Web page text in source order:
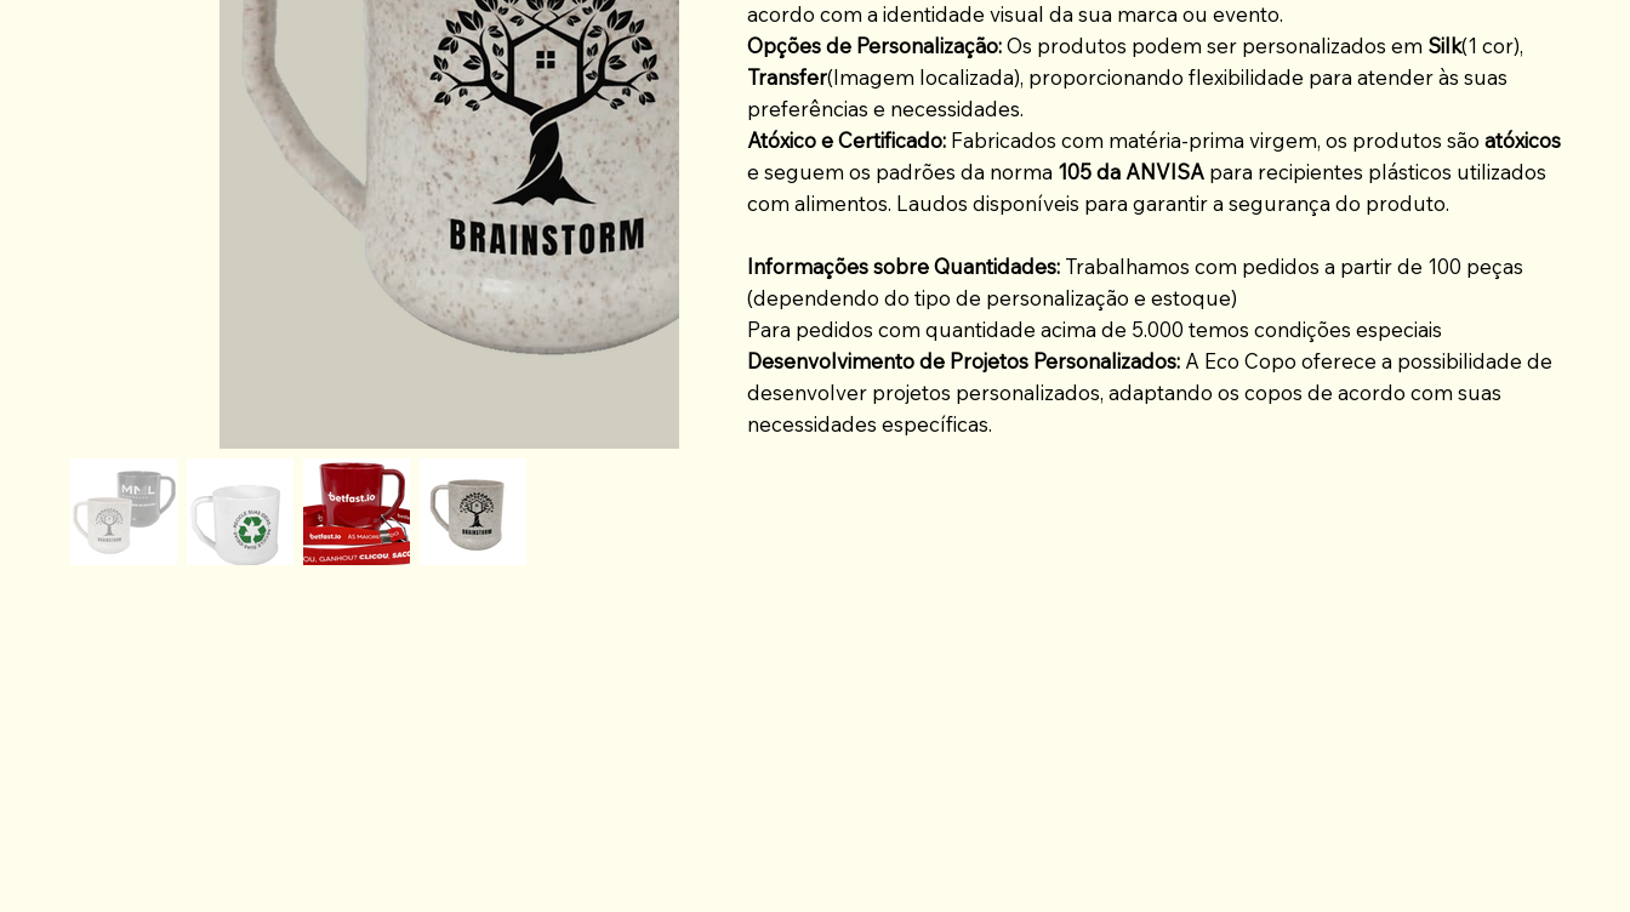
acordo com a identidade visual da sua marca ou evento.
Opções de Personalização:Os produtos podem ser personalizados em Silk(1 cor),
Transfer(Imagem localizada), proporcionando flexibilidade para atender às suas
preferências e necessidades.
Atóxico e Certificado: Fabricados com matéria-prima virgem, os produtos sãoatóxicos
e seguem os padrões da norma 105 da ANVISA para recipientes plásticos utilizados
com alimentos. Laudos disponíveis para garantir a segurança do produto.
Informações sobre Quantidades: Trabalhamos com pedidos a partir de 100 peças
(dependendo do tipo de personalização e estoque)
Para pedidos com quantidade acima de 5.000 temos condições especiais
Desenvolvimento de Projetos Personalizados: A Eco Copo oferece a possibilidade de
desenvolver projetos personalizados, adaptando os copos de acordo com suas
necessidades específicas.